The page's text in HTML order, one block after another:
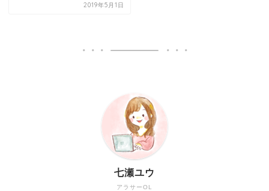
2019年5月1日
アラサーOL
七瀬ユウ